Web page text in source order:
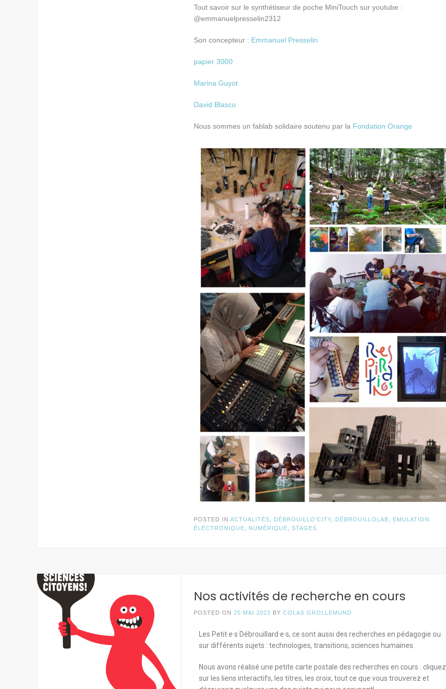
Tout savoir sur le synthétiseur de poche MiniTouch sur youtube :
@emmanuelpresselin2312
Son concepteur : Emmanuel Presselin
papier 3000
Marina Guyot
David Blasco
Nous sommes un fablab solidaire soutenu par la Fondation Orange
POSTED INACTUALITÉS DÉBROUILLO'CITY DÉBROUILLOLAB
EMULATION
ÉLÉCTRONIQUE
NUMÉRIQUE ,STAGES
Nos activités de recherche en cours
POSTED ON25 MAI 2023 BYCOLAS GROLLEMUND
Les Petit·e·s Débrouillard·e·s, ce sont aussi des recherches en pédagogie ou
sur différents sujets : technologies, transitions, sciences humaines.
Nous avons réalisé une petite carte postale des recherches en cours : cliquez
sur les liens interactifs, les titres, les croix, tout ce que vous trouverez et